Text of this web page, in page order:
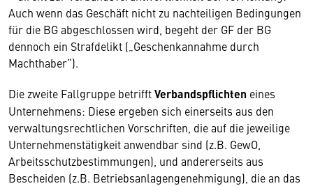
Auch wenn das Geschäft nicht zu nachteiligen Bedingungen
für die BG abgeschlossen wird, begeht der GF der BG
dennoch ein Strafdelikt („Geschenkannahme durch
Machthaber“).
Die zweite Fallgruppe betrifftVerbandspflichten eines
Unternehmens: Diese ergeben sich einerseits aus den
verwaltungsrechtlichen Vorschriften, die auf die jeweilige
Unternehmenstätigkeit anwendbar sind (z.B. GewO,
Arbeitsschutzbestimmungen), und andererseits aus
Bescheiden (z.B. Betriebsanlagengenehmigung), die an das